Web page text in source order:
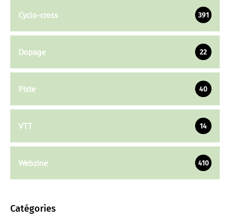
Cyclo-cross 391
Dopage 22
Piste 40
VTT 14
Webzine 410
Catégories